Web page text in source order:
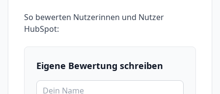
So bewerten Nutzerinnen und Nutzer
HubSpot:
Eigene Bewertung schreiben